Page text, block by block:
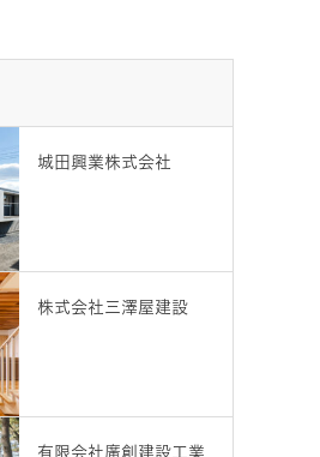
城田興業株式会社
株式会社三澤屋建設
有限会社廣創建設工業